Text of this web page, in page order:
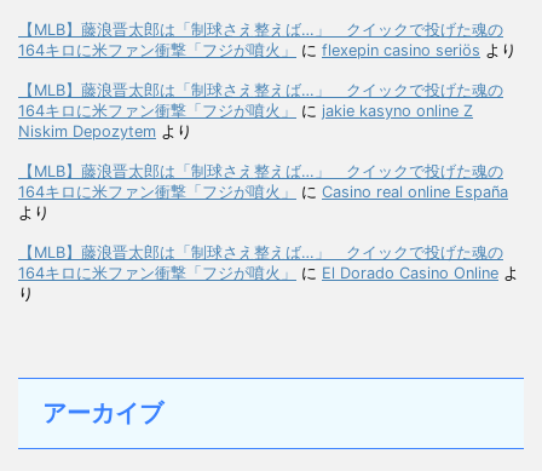
【MLB】藤浪晋太郎は「制球さえ整えば…」 クイックで投げた魂の
164キロに米ファン衝撃「フジが噴火」
に flexepin casino seriös より
【MLB】藤浪晋太郎は「制球さえ整えば…」 クイックで投げた魂の
164キロに米ファン衝撃「フジが噴火」
に jakie kasyno online Z
Niskim Depozytem より
【MLB】藤浪晋太郎は「制球さえ整えば…」 クイックで投げた魂の
164キロに米ファン衝撃「フジが噴火」
に Casino real online España
より
【MLB】藤浪晋太郎は「制球さえ整えば…」 クイックで投げた魂の
164キロに米ファン衝撃「フジが噴火」
に El Dorado Casino Online よ
り
アーカイブ